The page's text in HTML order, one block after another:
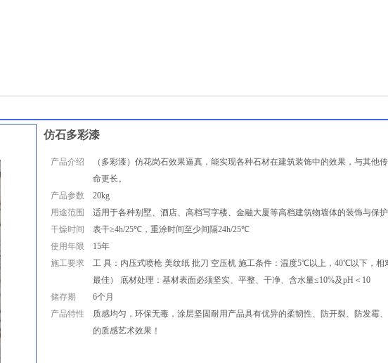
仿石多彩漆
产品介绍
（多彩漆）仿花岗石效果逼真，能实现各种石材在建筑装饰中的效果，与其他
命更长。
产品参数
20kg
用途范围
适用于各种别墅、酒店、高档写字楼、金融大厦等高档建筑物墙体的装饰与保护
干燥时间
表干≥4h/25℃，重涂时间至少间隔24h/25℃
使用年限
15年
施工要求
工 具：内压式喷枪 美纹纸 批刀 空压机 施工条件：温度5℃以上，40℃以下，
最佳） 底材处理：基材表面必须坚实、平整、干净、含水量≤10%及pH＜10
储存期
6个月
产品特性
质感均匀，环保无毒，涂层坚固耐用产品具有优异的柔韧性、防开裂、防发霉
的质感艺术效果！